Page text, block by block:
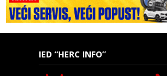
IED “HERC INFO”